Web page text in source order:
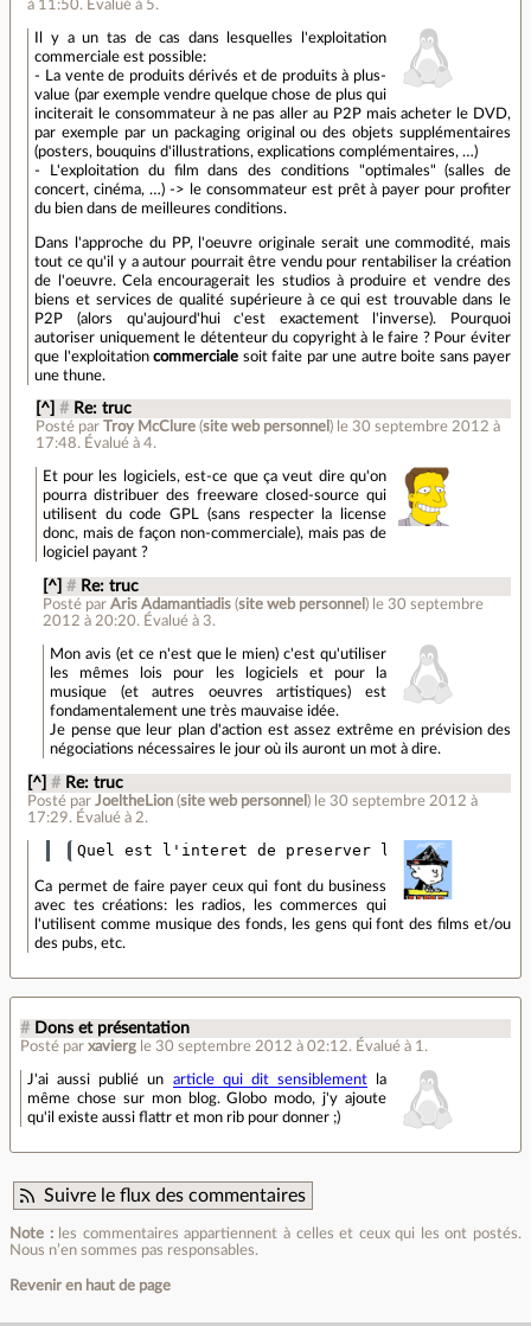
à 11:50. Évalué à 5.
Il y a un tas de cas dans lesquelles l'exploitation
commerciale est possible:
- La vente de produits dérivés et de produits à plus-
value (par exemple vendre quelque chose de plus qui
inciterait le consommateur à ne pas aller au P2P mais acheter le DVD,
par exemple par un packaging original ou des objets supplémentaires
(posters, bouquins d'illustrations, explications complémentaires, …)
- L'exploitation du film dans des conditions "optimales" (salles de
concert, cinéma, …) -> le consommateur est prêt à payer pour profiter
du bien dans de meilleures conditions.
Dans l'approche du PP, l'oeuvre originale serait une commodité, mais
tout ce qu'il y a autour pourrait être vendu pour rentabiliser la création
de l'oeuvre. Cela encouragerait les studios à produire et vendre des
biens et services de qualité supérieure à ce qui est trouvable dans le
P2P (alors qu'aujourd'hui c'est exactement l'inverse). Pourquoi
autoriser uniquement le détenteur du copyright à le faire ? Pour éviter
que l'exploitationcommerciale soit faite par une autre boite sans payer
une thune.
[^] # Re: truc
Posté par Troy McClure(site web personnel ) le 30 septembre 2012 à
17:48. Évalué à 4.
Et pour les logiciels, est-ce que ça veut dire qu'on
pourra distribuer des freeware closed-source qui
utilisent du code GPL (sans respecter la license
donc, mais de façon non-commerciale), mais pas de
logiciel payant ?
[^] # Re: truc
Posté parAris Adamantiadis (site web personnel ) le 30 septembre
2012 à 20:20. Évalué à 3.
Mon avis (et ce n'est que le mien) c'est qu'utiliser
les mêmes lois pour les logiciels et pour la
musique (et autres oeuvres artistiques) est
fondamentalement une très mauvaise idée.
Je pense que leur plan d'action est assez extrême en prévision des
négociations nécessaires le jour où ils auront un mot à dire.
[^] # Re: truc
Posté parJoeltheLion (site web personnel ) le 30 septembre 2012 à
17:29. Évalué à 2.
Ca permet de faire payer ceux qui font du business
avec tes créations: les radios, les commerces qui
l'utilisent comme musique des fonds, les gens qui font des films et/ou
des pubs, etc.
# Dons et présentation
Posté par xavierg le 30 septembre 2012 à 02:12. Évalué à 1 .
J'ai aussi publié un article qui dit sensiblementla
même chose sur mon blog. Globo modo, j'y ajoute
qu'il existe aussi flattr et mon rib pour donner ;)
Suivre le flux des commentaires
Note :les commentaires appartiennent à celles et ceux qui les ont postés.
Nous n’en sommes pas responsables.
Revenir en haut de page